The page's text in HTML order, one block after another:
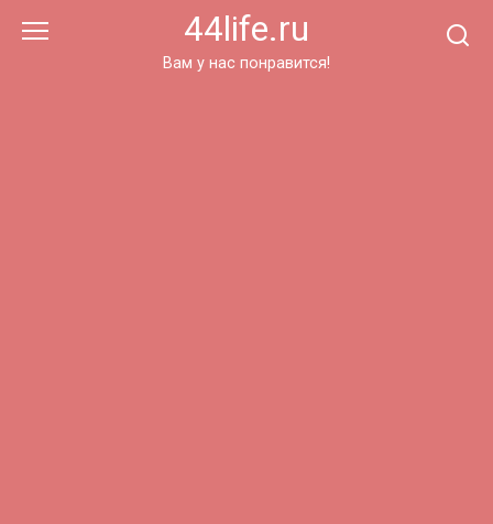
44life.ru
Вам у нас понравится!